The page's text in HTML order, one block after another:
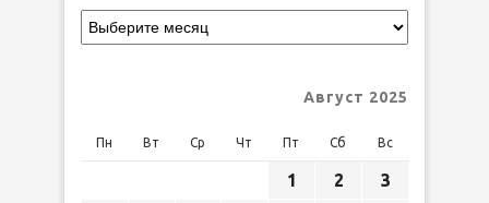
Август 2025
Пн Вт Ср Чт Пт Сб Вс
1 2
3